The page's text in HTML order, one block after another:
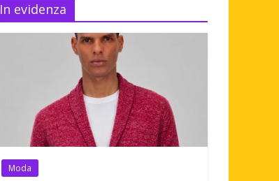
In evidenza
Moda